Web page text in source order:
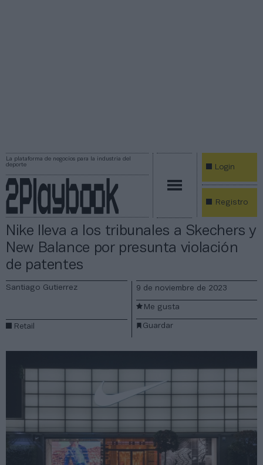
La plataforma de negocios para la industria del
deporte
Login
Registro
Nike lleva a los tribunales a Skechers y
New Balance por presunta violación
de patentes
Santiago Gutierrez
Retail
9 de noviembre de 2023
Guardar
Me gusta